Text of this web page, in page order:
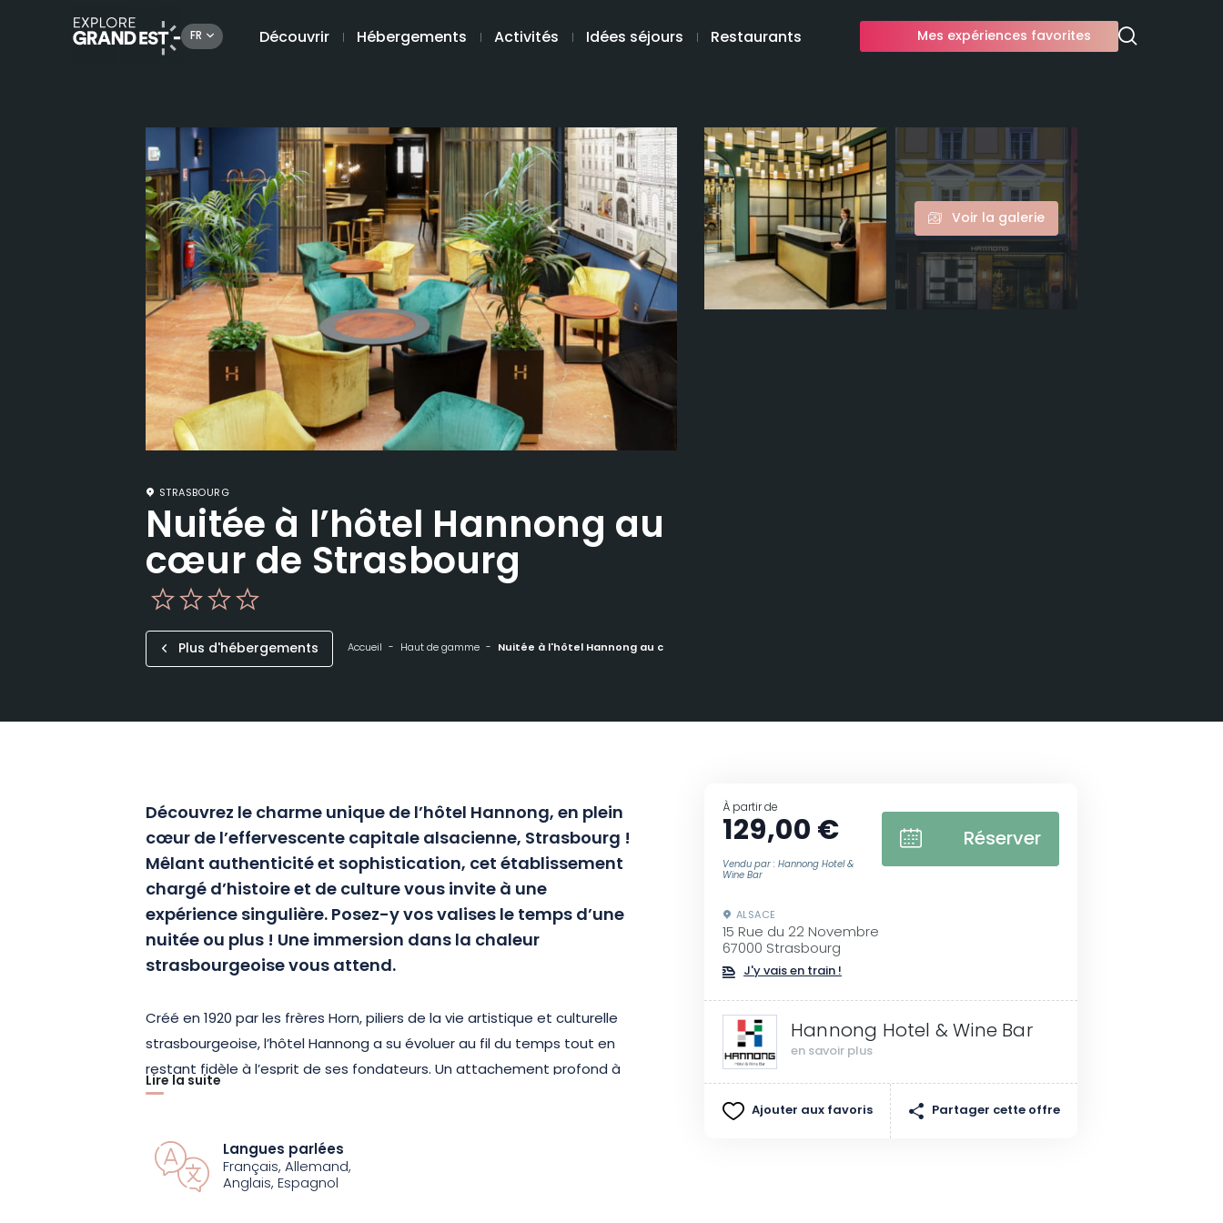
FR Découvrir Hébergements Activités Idées séjours Restaurants Mes expériences favorites
Voir la galerie
STRASBOURG
Nuitée à l’hôtel Hannong au
cœur de Strasbourg
Plus d'hébergements Accueil Haut de gamme Nuitée à l'hôtel Hannong au cœur de Strasbourg
Découvrez le charme unique de l’hôtel Hannong, en plein
cœur de l’effervescente capitale alsacienne, Strasbourg !
Mêlant authenticité et sophistication, cet établissement
chargé d’histoire et de culture vous invite à une
expérience singulière. Posez-y vos valises le temps d’une
nuitée ou plus ! Une immersion dans la chaleur
strasbourgeoise vous attend.
Créé en 1920 par les frères Horn, piliers de la vie artistique et culturelle
strasbourgeoise, l’hôtel Hannong a su évoluer au fil du temps tout en
restant fidèle à l’esprit de ses fondateurs. Un attachement profond à
la cité, un amour pour le design et une passion pour l’hôtellerie, sont les
établissement, qui fait de l’art de recevoir une priorité.
Avec 72 chambres aménagées avec soin, vous serez plongé dans une
Lire la suite
Langues parlées
Français, Allemand,
Anglais, Espagnol
À partir de
129,00 €
Vendu par : Hannong Hotel &
Wine Bar
Réserver
ALSACE
15 Rue du 22 Novembre
67000 Strasbourg
J'y vais en train !
Hannong Hotel & Wine Bar
en savoir plus
Ajouter aux favoris Partager cette offre